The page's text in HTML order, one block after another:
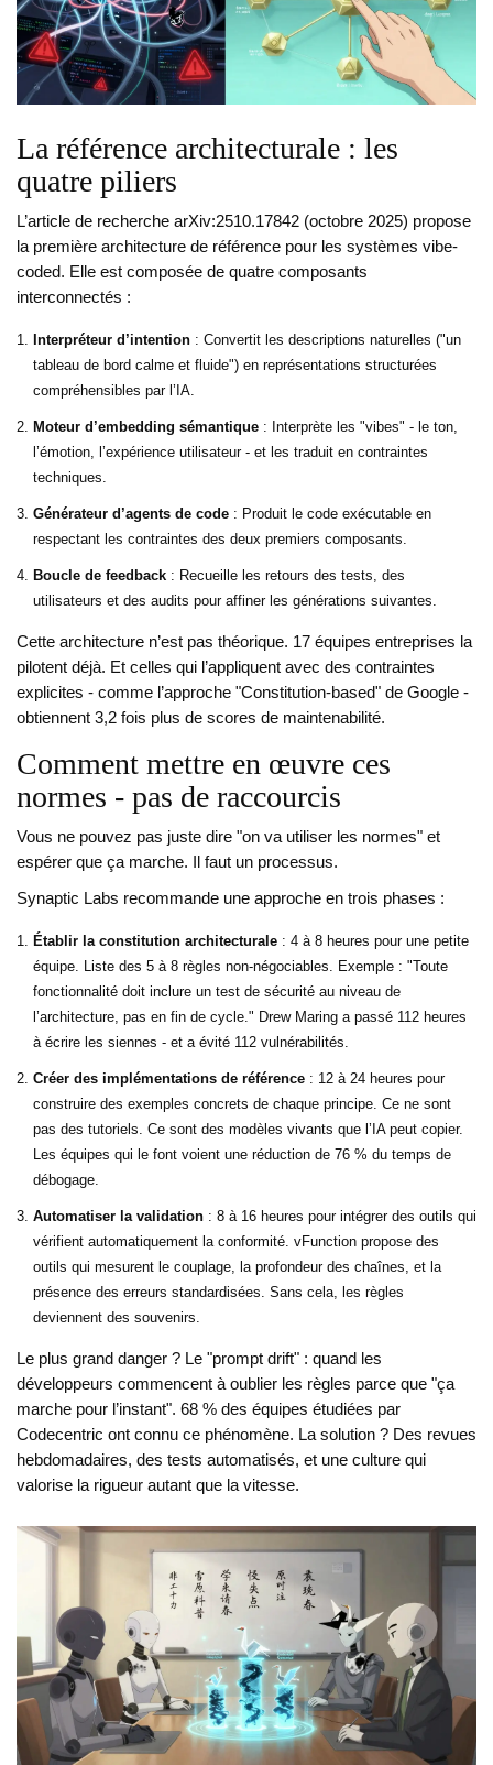
La référence architecturale : les
quatre piliers
L’article de recherche arXiv:2510.17842 (octobre 2025) propose
la première architecture de référence pour les systèmes vibe-
coded. Elle est composée de quatre composants
interconnectés :
Interpréteur d’intention : Convertit les descriptions naturelles ("un
tableau de bord calme et fluide") en représentations structurées
compréhensibles par l’IA.
Moteur d’embedding sémantique : Interprète les "vibes" - le ton,
l’émotion, l’expérience utilisateur - et les traduit en contraintes
techniques.
Générateur d’agents de code : Produit le code exécutable en
respectant les contraintes des deux premiers composants.
Boucle de feedback : Recueille les retours des tests, des
utilisateurs et des audits pour affiner les générations suivantes.
Cette architecture n’est pas théorique. 17 équipes entreprises la
pilotent déjà. Et celles qui l’appliquent avec des contraintes
explicites - comme l’approche "Constitution-based" de Google -
obtiennent 3,2 fois plus de scores de maintenabilité.
Comment mettre en œuvre ces
normes - pas de raccourcis
Vous ne pouvez pas juste dire "on va utiliser les normes" et
espérer que ça marche. Il faut un processus.
Synaptic Labs recommande une approche en trois phases :
Établir la constitution architecturale : 4 à 8 heures pour une petite
équipe. Liste des 5 à 8 règles non-négociables. Exemple : "Toute
fonctionnalité doit inclure un test de sécurité au niveau de
l’architecture, pas en fin de cycle." Drew Maring a passé 112 heures
à écrire les siennes - et a évité 112 vulnérabilités.
Créer des implémentations de référence : 12 à 24 heures pour
construire des exemples concrets de chaque principe. Ce ne sont
pas des tutoriels. Ce sont des modèles vivants que l’IA peut copier.
Les équipes qui le font voient une réduction de 76 % du temps de
débogage.
Automatiser la validation : 8 à 16 heures pour intégrer des outils qui
vérifient automatiquement la conformité. vFunction propose des
outils qui mesurent le couplage, la profondeur des chaînes, et la
présence des erreurs standardisées. Sans cela, les règles
deviennent des souvenirs.
Le plus grand danger ? Le "prompt drift" : quand les
développeurs commencent à oublier les règles parce que "ça
marche pour l’instant". 68 % des équipes étudiées par
Codecentric ont connu ce phénomène. La solution ? Des revues
hebdomadaires, des tests automatisés, et une culture qui
valorise la rigueur autant que la vitesse.